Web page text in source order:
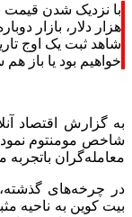
هزار دلار، بازار
شاهد ثبت یک اوج
خواهیم بود یا باز
به گزارش اقتصاد
شاخص مومنتوم
معامله‌گران
در چرخه‌های
بیت ‌کوین به ناحیه